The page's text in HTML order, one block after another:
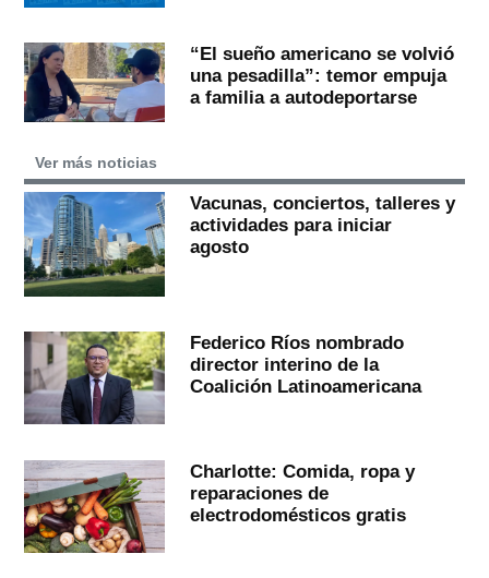
“El sueño americano se volvió
una pesadilla”: temor empuja
a familia a autodeportarse
Ver más noticias
Vacunas, conciertos, talleres y
actividades para iniciar
agosto
Federico Ríos nombrado
director interino de la
Coalición Latinoamericana
Charlotte: Comida, ropa y
reparaciones de
electrodomésticos gratis